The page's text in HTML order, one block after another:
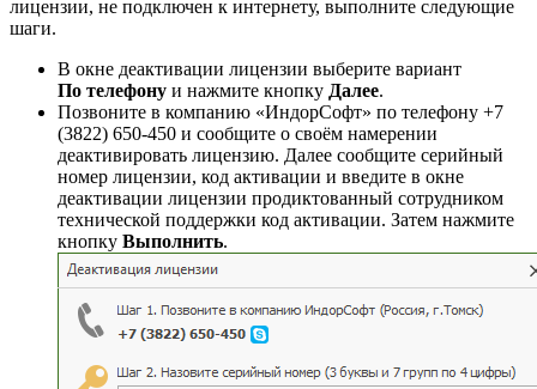
лицензии, не подключен к интернету, выполните следующие
шаги.
В окне деактивации лицензии выберите вариант
По телефону и нажмите кнопку Далее.
Позвоните в компанию «ИндорСофт» по телефону +7
(3822) 650-450 и сообщите о своём намерении
деактивировать лицензию. Далее сообщите серийный
номер лицензии, код активации и введите в окне
деактивации лицензии продиктованный сотрудником
технической поддержки код активации. Затем нажмите
кнопку Выполнить.